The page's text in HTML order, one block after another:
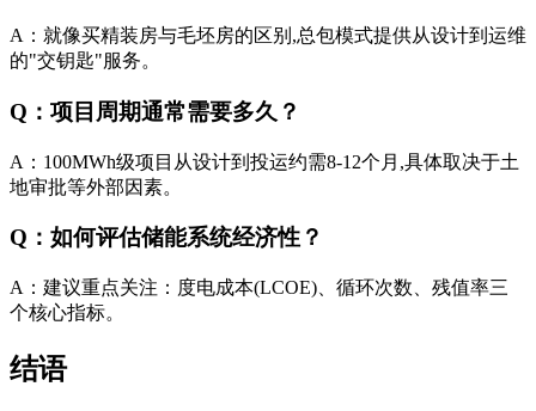
A：就像买精装房与毛坯房的区别,总包模式提供从设计到运维
的"交钥匙"服务。
Q：项目周期通常需要多久？
A：100MWh级项目从设计到投运约需8-12个月,具体取决于土
地审批等外部因素。
Q：如何评估储能系统经济性？
A：建议重点关注：度电成本(LCOE)、循环次数、残值率三
个核心指标。
结语